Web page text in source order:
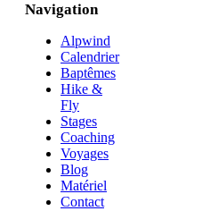
Navigation
Alpwind
Calendrier
Baptêmes
Hike &
Fly
Stages
Coaching
Voyages
Blog
Matériel
Contact